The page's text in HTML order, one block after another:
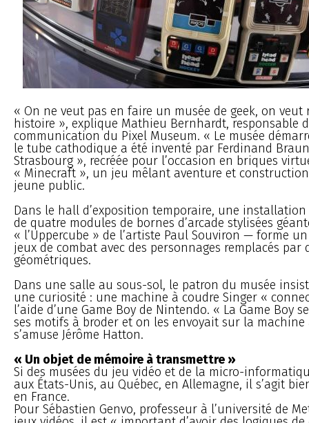
« On ne veut pas en faire un musée de geek, on veut
histoire », explique Mathieu Bernhardt, responsable
communication du Pixel Museum. « Le musée
le tube cathodique a été inventé par Ferdinand
Strasbourg », recréée pour l’occasion en briques
« Minecraft », un jeu mêlant aventure et
jeune public.
Dans le hall d’exposition temporaire, une
de quatre modules de bornes d’arcade stylisées
« l’Uppercube » de l’artiste Paul Souviron — forme
jeux de combat avec des personnages remplacés par
géométriques.
Dans une salle au sous-sol, le patron du musée
une curiosité : une machine à coudre Singer «
l’aide d’une Game Boy de Nintendo. « La Game Boy
ses motifs à broder et on les envoyait sur la machine
s’amuse Jérôme Hatton.
« Un objet de mémoire à transmettre »
Si des musées du jeu vidéo et de la micro-
aux États-Unis, au Québec, en Allemagne, il s’agit
en France.
Pour Sébastien Genvo, professeur à l’université de